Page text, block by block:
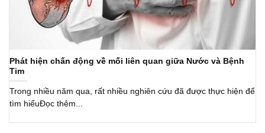
Phát hiện chấn động về mối liên quan giữa Nước và Bệnh
Tim
Trong nhiều năm qua, rất nhiều nghiên cứu đã được thực hiện để
tìm hiểuĐọc thêm...